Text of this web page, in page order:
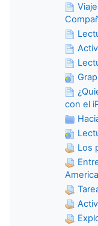
con el
Los